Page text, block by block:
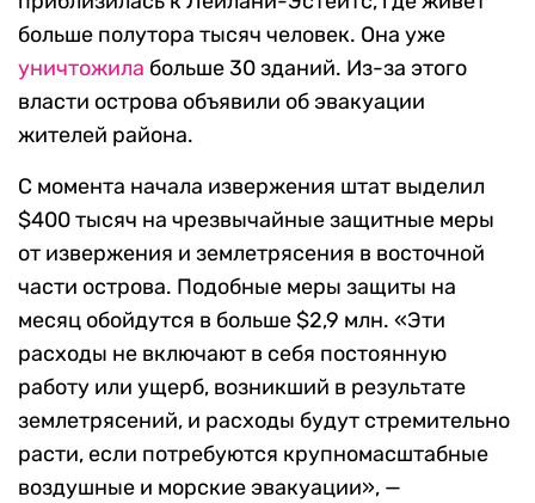
больше полутора тысяч человек. Она уже
уничтожила больше 30 зданий. Из-за этого
власти острова объявили об эвакуации
жителей района.
С момента начала извержения штат выделил
$400 тысяч на чрезвычайные защитные меры
от извержения и землетрясения в восточной
части острова. Подобные меры защиты на
месяц обойдутся в больше $2,9 млн. «Эти
расходы не включают в себя постоянную
работу или ущерб, возникший в результате
землетрясений, и расходы будут стремительно
расти, если потребуются крупномасштабные
воздушные и морские эвакуации», —